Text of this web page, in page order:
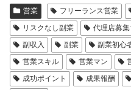
営業 フリーランス営業
リスクなし副業
代理店募集
副収入
副業 副業初心
営業スキル
営業マン
成功ポイント
成果報酬